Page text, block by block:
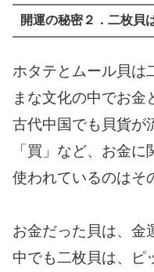
開運の秘密２．二枚貝
ホタテとムール貝は
まな文化の中でお金
古代中国でも貝貨が
「買」など、お金
使われているのはそ
お金だった貝は、金
中でも二枚貝は、ピ